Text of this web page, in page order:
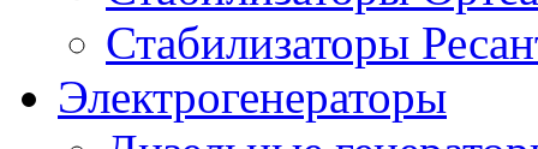
Стабилизаторы
Электрогенераторы